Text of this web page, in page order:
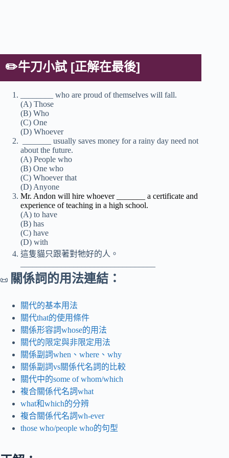
✏️牛刀小試 [正解在最後]
________ who are proud of themselves will fall.
(A) Those
(B) Who
(C) One
(D) Whoever
_______ usually saves money for a rainy day need not
about the future.
(A) People who
(B) One who
(C) Whoever that
(D) Anyone
Mr. Andon will hire whoever _______ a certificate and
experience of teaching in a high school.
(A) to have
(B) has
(C) have
(D) with
這隻貓只跟著對牠好的人。
📜 關係詞的用法連結：
關代的基本用法
關代that的使用條件
關係形容詞whose的用法
關代的限定與非限定用法
關係副詞when、where、why
關係副詞vs關係代名詞的比較
關代中的some of whom/which
複合關係代名詞what
what和which的分辨
複合關係代名詞wh-ever
those who/people who的句型